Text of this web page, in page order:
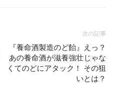
次の記事
『養命酒製造のど飴』えっ？
あの養命酒が滋養強壮じゃな
くてのどにアタック！ その狙
いとは？